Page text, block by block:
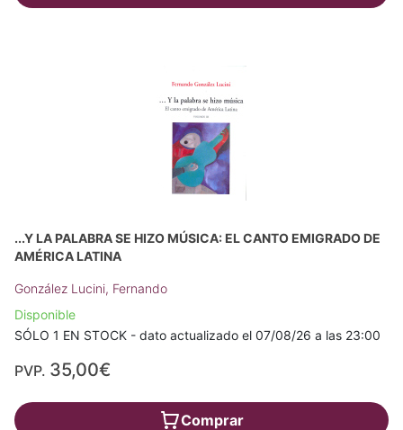
...Y LA PALABRA SE HIZO MÚSICA: EL CANTO EMIGRADO DE
AMÉRICA LATINA
González Lucini, Fernando
Disponible
SÓLO 1 EN STOCK - dato actualizado el 07/08/26 a las 23:00
PVP. 35,00€
Comprar